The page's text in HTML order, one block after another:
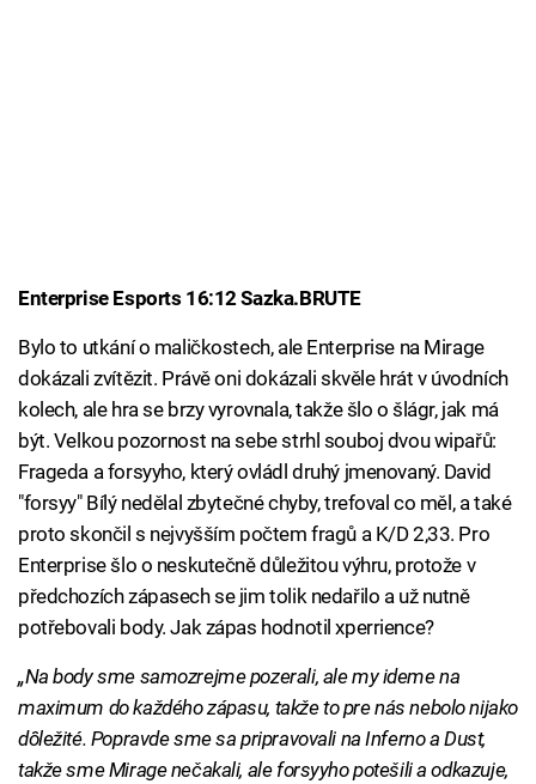
Enterprise Esports 16:12 Sazka.BRUTE
Bylo to utkání o maličkostech, ale Enterprise na Mirage
dokázali zvítězit. Právě oni dokázali skvěle hrát v úvodních
kolech, ale hra se brzy vyrovnala, takže šlo o šlágr, jak má
být. Velkou pozornost na sebe strhl souboj dvou wipařů:
Frageda a forsyyho, který ovládl druhý jmenovaný. David
"forsyy" Bílý nedělal zbytečné chyby, trefoval co měl, a také
proto skončil s nejvyšším počtem fragů a K/D 2,33. Pro
Enterprise šlo o neskutečně důležitou výhru, protože v
předchozích zápasech se jim tolik nedařilo a už nutně
potřebovali body. Jak zápas hodnotil xperrience?
„Na body sme samozrejme pozerali, ale my ideme na
maximum do každého zápasu, takže to pre nás nebolo nijako
dôležité. Popravde sme sa pripravovali na Inferno a Dust,
takže sme Mirage nečakali, ale forsyyho potešili a odkazuje,